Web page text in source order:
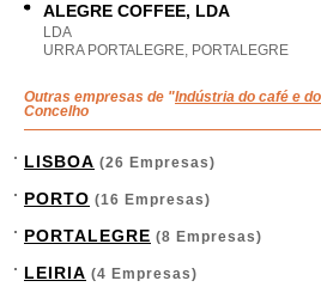
ALEGRE COFFEE, LDA
LDA
URRA PORTALEGRE, PORTALEGRE
Outras empresas de "Indústria do café e
Concelho
LISBOA (26 Empresas)
PORTO (16 Empresas)
PORTALEGRE (8 Empresas)
LEIRIA (4 Empresas)